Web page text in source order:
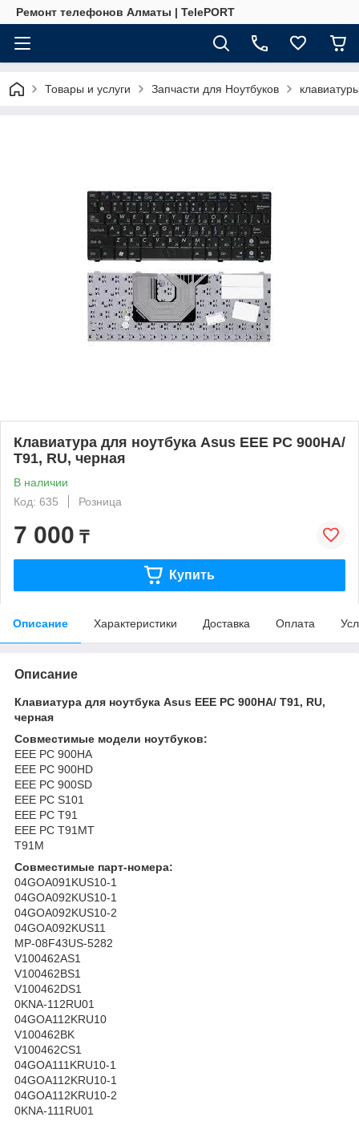
Ремонт телефонов Алматы | TelePORT
Товары и услуги Запчасти для Ноутбуков
Клавиатура для ноутбука Asus EEE PC 900HA/
T91, RU, черная
В наличии
Код: 635
Розница
7 000 ₸
Купить
Описание Характеристики Доставка Оплата
Описание
Клавиатура для ноутбука Asus EEE PC 900HA/ T91, RU,
черная
Совместимые модели ноутбуков:
EEE PC 900HA
EEE PC 900HD
EEE PC 900SD
EEE PC S101
EEE PC T91
EEE PC T91MT
T91M
Совместимые парт-номера:
04GOA091KUS10-1
04GOA092KUS10-1
04GOA092KUS10-2
04GOA092KUS11
MP-08F43US-5282
V100462AS1
V100462BS1
V100462DS1
0KNA-112RU01
04GOA112KRU10
V100462BK
V100462CS1
04GOA111KRU10-1
04GOA112KRU10-1
04GOA112KRU10-2
0KNA-111RU01